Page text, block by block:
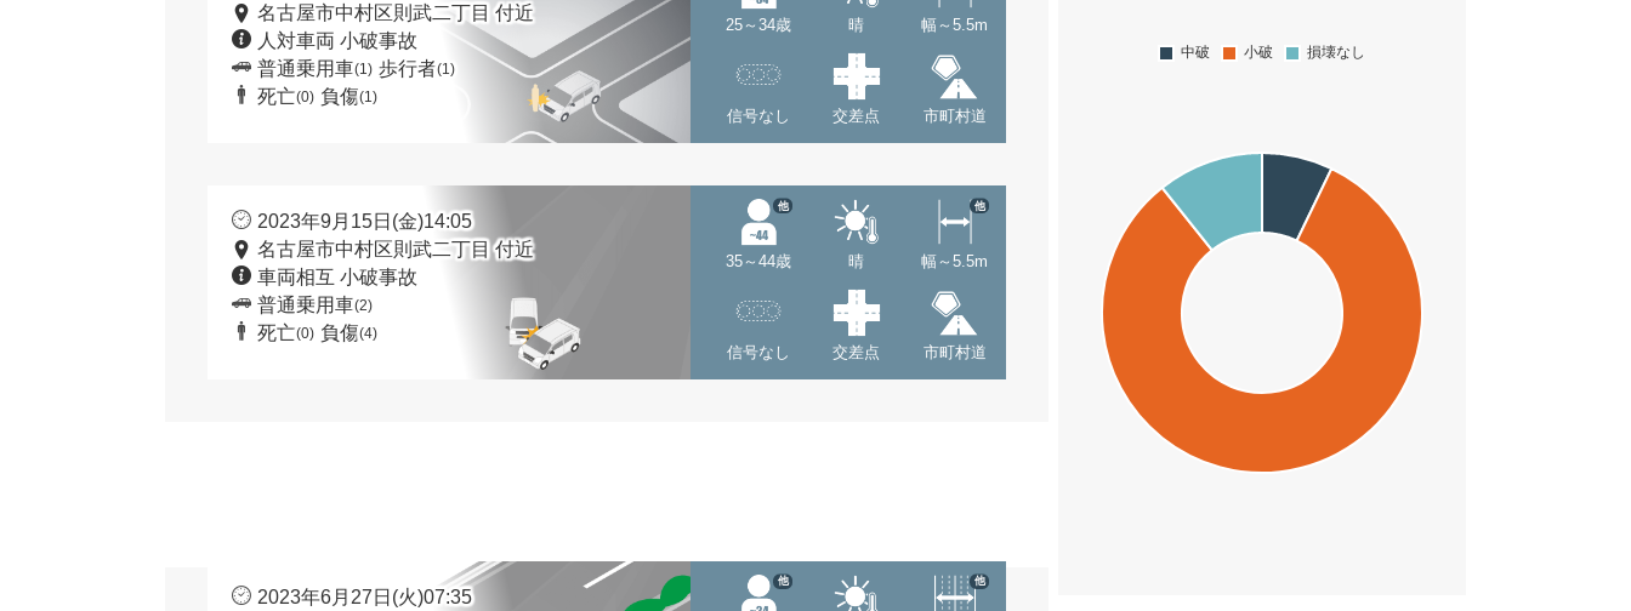
名古屋市中村区則武二丁目 付近
人対車両 小破事故
普通乗用車(1) 歩行者(1)
死亡(0) 負傷(1)
25～34歳 晴 幅～5.5m
信号なし 交差点 市町村道
2023年9月15日(金)14:05
名古屋市中村区則武二丁目 付近
車両相互 小破事故
普通乗用車(2)
死亡(0) 負傷(4)
35～44歳
他
晴 幅～5.5m
他
信号なし 交差点 市町村道
2023年6月27日(火)07:35
他 他